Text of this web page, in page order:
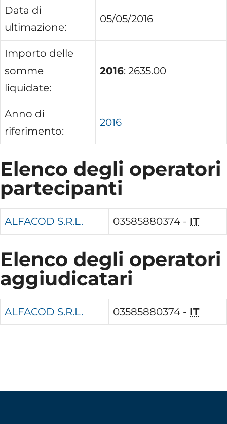
Data di
ultimazione:
05/05/2016
Importo delle
somme
liquidate:
2016: 2635.00
Anno di
riferimento:
2016
Elenco degli operatori
partecipanti
ALFACOD S.R.L. 03585880374 - IT
Elenco degli operatori
aggiudicatari
ALFACOD S.R.L. 03585880374 - IT